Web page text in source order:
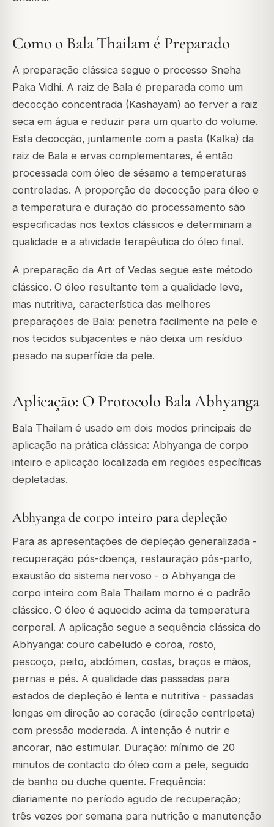
Como o Bala Thailam é Preparado
A preparação clássica segue o processo Sneha
Paka Vidhi. A raiz de Bala é preparada como um
decocção concentrada (Kashayam) ao ferver a raiz
seca em água e reduzir para um quarto do volume.
Esta decocção, juntamente com a pasta (Kalka) da
raiz de Bala e ervas complementares, é então
processada com óleo de sésamo a temperaturas
controladas. A proporção de decocção para óleo e
a temperatura e duração do processamento são
especificadas nos textos clássicos e determinam a
qualidade e a atividade terapêutica do óleo final.
A preparação da Art of Vedas segue este método
clássico. O óleo resultante tem a qualidade leve,
mas nutritiva, característica das melhores
preparações de Bala: penetra facilmente na pele e
nos tecidos subjacentes e não deixa um resíduo
pesado na superfície da pele.
Aplicação: O Protocolo Bala Abhyanga
Bala Thailam é usado em dois modos principais de
aplicação na prática clássica: Abhyanga de corpo
inteiro e aplicação localizada em regiões específicas
depletadas.
Abhyanga de corpo inteiro para depleção
Para as apresentações de depleção generalizada -
recuperação pós-doença, restauração pós-parto,
exaustão do sistema nervoso - o Abhyanga de
corpo inteiro com Bala Thailam morno é o padrão
clássico. O óleo é aquecido acima da temperatura
corporal. A aplicação segue a sequência clássica do
Abhyanga: couro cabeludo e coroa, rosto,
pescoço, peito, abdómen, costas, braços e mãos,
pernas e pés. A qualidade das passadas para
estados de depleção é lenta e nutritiva - passadas
longas em direção ao coração (direção centrípeta)
com pressão moderada. A intenção é nutrir e
ancorar, não estimular. Duração: mínimo de 20
minutos de contacto do óleo com a pele, seguido
de banho ou duche quente. Frequência:
diariamente no período agudo de recuperação;
três vezes por semana para nutrição e manutenção